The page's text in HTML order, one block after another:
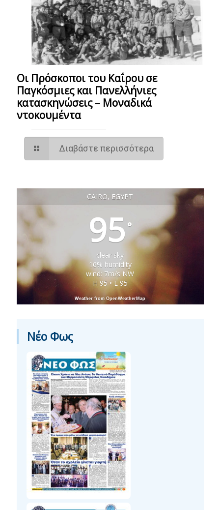
Οι Πρόσκοποι του Καΐρου σε
Παγκόσμιες και Πανελλήνιες
κατασκηνώσεις – Mοναδικά
ντοκουμέντα
Διαβάστε περισσότερα
CAIRO, EGYPT
95 °
clear sky
16% humidity
wind: 7m/s NW
H 95 • L 95
Weather from OpenWeatherMap
Νέο Φως